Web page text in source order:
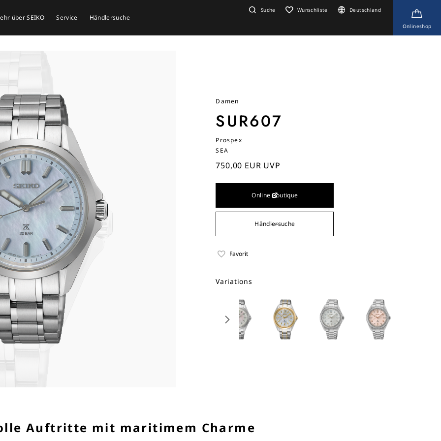
über SEIKO Service Händlersuche
Suche Wunschliste Deutschland
Onlineshop
Damen
SUR607
Prospex
SEA
750,00 EUR UVP
Online Boutique
Händlersuche
Favorit
Variations
Auftritte mit maritimem Charme